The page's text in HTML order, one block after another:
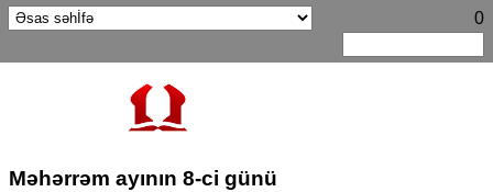
0
Məhərrəm ayının 8-ci günü